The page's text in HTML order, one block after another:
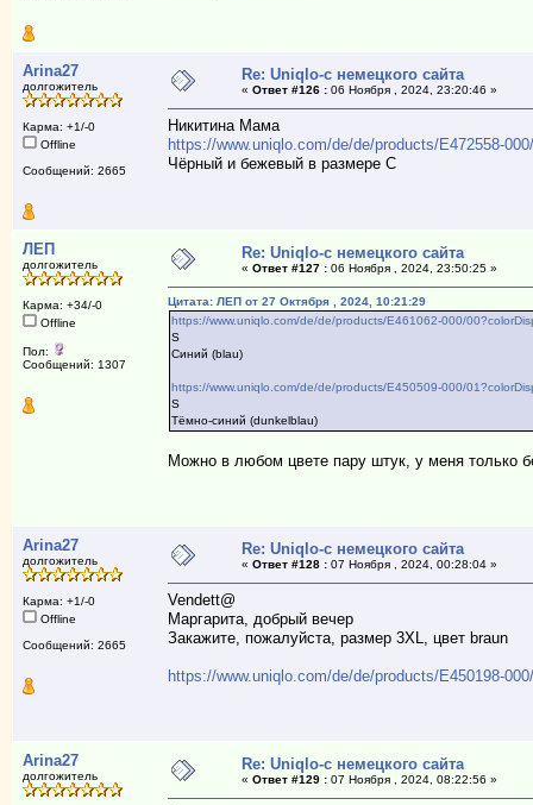
Arina27
долгожитель
Карма: +1/-0
Offline
Сообщений: 2665
Re: Uniqlo-с немецкого сайта
« Ответ #126 :06 Ноября , 2024, 23:20:46 »
Никитина Мама
https://www.uniqlo.com/de/de/products/E472558-
Чёрный и бежевый в размере С
ЛЕП
долгожитель
Карма: +34/-0
Offline
Пол:
Сообщений: 1307
Re: Uniqlo-с немецкого сайта
« Ответ #127 :06 Ноября , 2024, 23:50:25 »
Цитата: ЛЕП от 27 Октября , 2024, 10:21:29
https://www.uniqlo.com/de/de/products/E461062-000/
S
Синий (blau)
https://www.uniqlo.com/de/de/products/E450509-000/
S
Тёмно-синий (dunkelblau)
Можно в любом цвете пару штук, у меня только
Arina27
долгожитель
Карма: +1/-0
Offline
Сообщений: 2665
Re: Uniqlo-с немецкого сайта
« Ответ #128 :07 Ноября , 2024, 00:28:04 »
Vendett@
Маргарита, добрый вечер
Закажите, пожалуйста, размер 3XL, цвет braun
https://www.uniqlo.com/de/de/products/E450198-
Arina27
долгожитель
Re: Uniqlo-с немецкого сайта
« Ответ #129 :07 Ноября , 2024, 08:22:56 »